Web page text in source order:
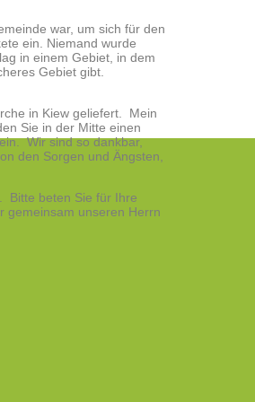
war, um sich für den
ein. Niemand wurde
in einem Gebiet, in dem
Gebiet gibt.
in Kiew geliefert. Mein
Sie in der Mitte einen
Wir sind so dankbar,
den Sorgen und Ängsten,
Bitte beten Sie für Ihre
gemeinsam unseren Herrn